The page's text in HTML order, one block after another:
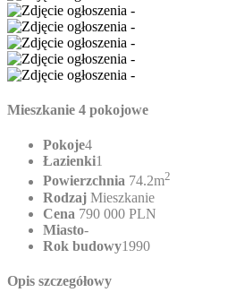
Mieszkanie 4 pokojowe
Pokoje4
Łazienki1
Powierzchnia 74.2m2
Rodzaj Mieszkanie
Cena 790 000 PLN
Miasto-
Rok budowy1990
Opis szczegółowy